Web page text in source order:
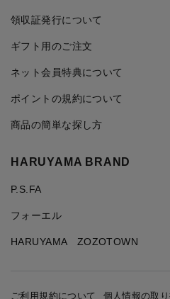
領収証発行について
ギフト用のご注文
ネット会員特典について
ポイントの規約について
商品の簡単な探し方
HARUYAMA BRAND
P.S.FA
フォーエル
HARUYAMA ZOZOTOWN
ご利用規約について 個人情報の取